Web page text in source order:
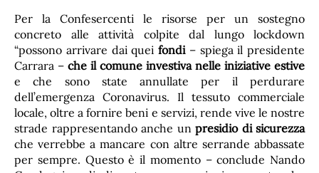
Per la Confesercenti le risorse per un sostegno
concreto alle attività colpite dal lungo lockdown
“possono arrivare dai quei fondi– spiega il presidente
Carrara – che il comune investiva nelle iniziative estive
e che sono state annullate per il perdurare
dell’emergenza Coronavirus. Il tessuto commerciale
locale, oltre a fornire beni e servizi, rende vive le nostre
strade rappresentando anche un presidio di sicurezza
che verrebbe a mancare con altre serrande abbassate
per sempre. Questo è il momento – conclude Nando